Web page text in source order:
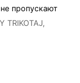
пропускают